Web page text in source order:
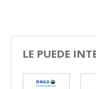
LE PUEDE